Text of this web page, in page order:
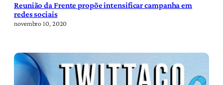
Reunião da Frente propõe intensificar campanha em
redes sociais
novembro 10, 2020